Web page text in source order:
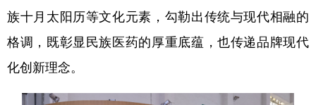
族十月太阳历等文化元素，勾勒出传统与现代相融的
格调，既彰显民族医药的厚重底蕴，也传递品牌现代
化创新理念。